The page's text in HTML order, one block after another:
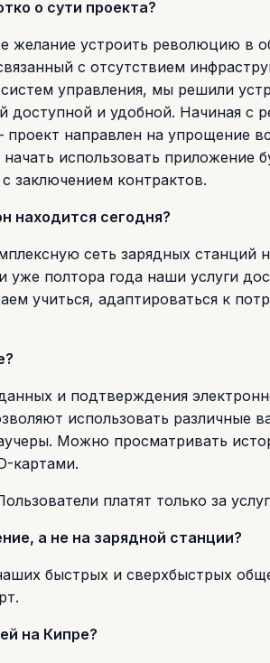
о сути проекта?
желание устроить революцию в
с отсутствием
управления, мы решили
доступной и удобной. Начиная с
направлен на упрощение
использовать приложение
заключением контрактов.
находится сегодня?
сеть зарядных станций
уже полтора года наши услуги
учиться, адаптироваться к
и подтверждения
использовать различные
Можно просматривать
картами.
платят только за
а не на зарядной станции?
быстрых и сверхбыстрых
на Кипре?